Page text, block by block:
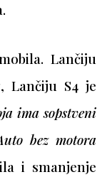
Lančiju
, Lančiju S4 je
ima sopstveni
bez motora
i smanjenje